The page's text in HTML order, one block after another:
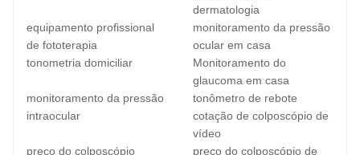
dermatologia
equipamento profissional
de fototerapia
monitoramento da pressão
ocular em casa
tonometria domiciliar
Monitoramento do
glaucoma em casa
monitoramento da pressão
intraocular
tonômetro de rebote
cotação de colposcópio de
vídeo
preço do colposcópio
preço do colposcópio de